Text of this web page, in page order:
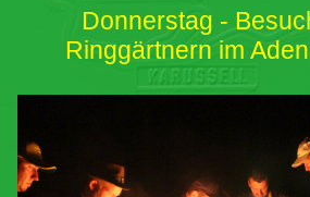
Donnerstag -
Ringgärtnern im